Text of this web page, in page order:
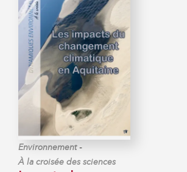
Environnement-
À la croisée des sciences